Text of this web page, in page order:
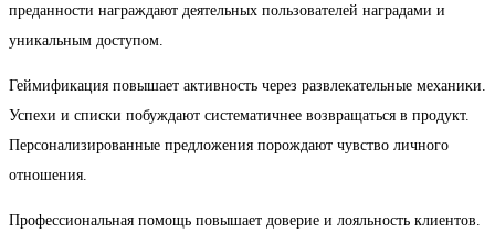
преданности награждают деятельных пользователей наградами и
уникальным доступом.
Геймификация повышает активность через развлекательные механики.
Успехи и списки побуждают систематичнее возвращаться в продукт.
Персонализированные предложения порождают чувство личного
отношения.
Профессиональная помощь повышает доверие и лояльность клиентов.